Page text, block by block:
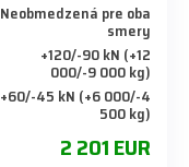
Neobmedzená pre oba
smery
+120/-90 kN (+12
000/-9 000 kg)
+60/-45 kN (+6 000/-4
500 kg)
2 201 EUR